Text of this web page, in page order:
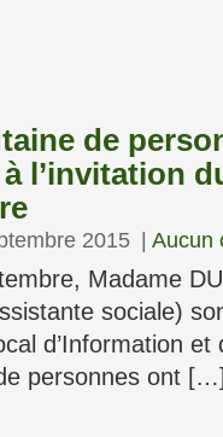
de
l’invitation
2015 Aucun
Madame
sociale)
d’Information et
personnes ont